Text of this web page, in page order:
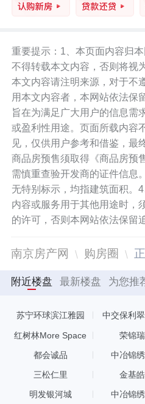
重要提示：1、本页面内容归
不得转载本文内容，否则将视
本文内容请注明来源，对于不
用本文内容者，本网站依法保
旨在为满足广大用户的信息需
或盈利性用途。页面所载内容
见，仅供用户参考和借鉴，最
商品房预售须取得《商品房预
需慎重查验开发商的证件信息
无特别标示，均指建筑面积。
内容或服务用于其他用途时，
的许可，否则本网站依法保留
南京房产网 购房圈
附近楼盘 最新楼盘 为您推
苏宁环球滨江雅园 中交保利
红树林More Space 荣锦
都会诚品 中冶锦
三松仁里 金基
明发银河城 中冶锦